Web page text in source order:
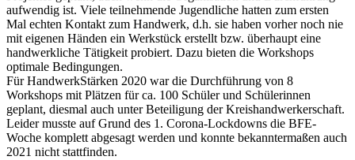
aufwendig ist. Viele teilnehmende Jugendliche hatten zum ersten
Mal echten Kontakt zum Handwerk, d.h. sie haben vorher noch nie
mit eigenen Händen ein Werkstück erstellt bzw. überhaupt eine
handwerkliche Tätigkeit probiert. Dazu bieten die Workshops
optimale Bedingungen.
Für HandwerkStärken 2020 war die Durchführung von 8
Workshops mit Plätzen für ca. 100 Schüler und Schülerinnen
geplant, diesmal auch unter Beteiligung der Kreishandwerkerschaft.
Leider musste auf Grund des 1. Corona-Lockdowns die BFE-
Woche komplett abgesagt werden und konnte bekanntermaßen auch
2021 nicht stattfinden.